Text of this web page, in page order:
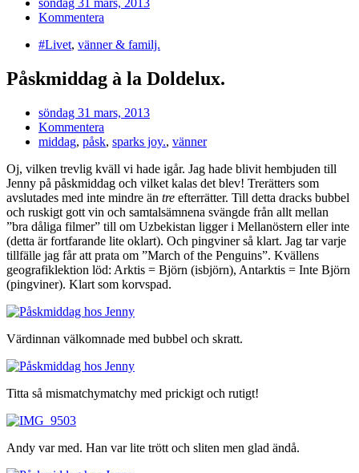
Kommentera
#Livet, vänner & familj.
Påskmiddag à la Doldelux.
söndag 31 mars, 2013
Kommentera
middag, påsk, sparks joy., vänner
Oj, vilken trevlig kväll vi hade igår. Jag hade blivit hembjuden till
Jenny på påskmiddag och vilket kalas det blev! Trerätters som
avslutades med inte mindre än tre efterrätter. Till detta dracks bubbel
och ruskigt gott vin och samtalsämnena svängde från allt mellan
”bra dåliga filmer” till om Uzbekistan ligger i Mellanöstern eller inte
(detta är fortfarande lite oklart). Och pingviner så klart. Jag tar varje
tillfälle jag får att prata om ”March of the Penguins”. Kvällens
geografiklektion löd: Arktis = Björn (isbjörn), Antarktis = Inte Björn
(pingviner). Klart som korvspad.
Värdinnan välkomnade med bubbel och skratt.
Titta så mismatchymatchy med prickigt och rutigt!
Andy var med. Han var lite trött och sliten men glad ändå.